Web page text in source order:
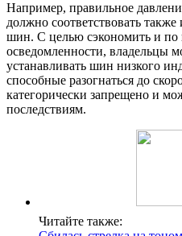
Например, правильное
должно соответствовать
шин. С целью сэкономить и по
осведомленности, владельцы
устанавливать шин низкого
способные разогнаться до
категорически запрещено и
последствиям.
Читайте также: